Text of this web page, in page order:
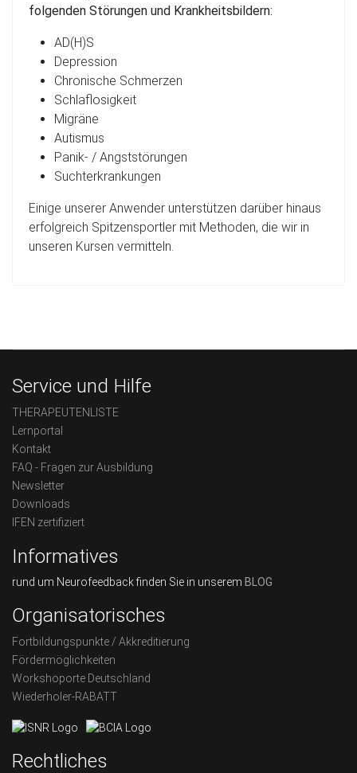
folgenden Störungen und Krankheitsbildern:
AD(H)S
Depression
Chronische Schmerzen
Schlaflosigkeit
Migräne
Autismus
Panik- / Angststörungen
Suchterkrankungen
Einige unserer Anwender unterstützen darüber hinaus
erfolgreich Spitzensportler mit Methoden, die wir in
unseren Kursen vermitteln.
Service und Hilfe
THERAPEUTENLISTE
Lernportal
Kontakt
FAQ - Fragen zur Ausbildung
Newsletter
Downloads
IFEN zertifiziert
Informatives
rund um Neurofeedback finden Sie in unserem BLOG
Organisatorisches
Fortbildungspunkte / Akkreditierung
Fördermöglichkeiten
Workshoporte Deutschland
Wiederholer-RABATT
Rechtliches